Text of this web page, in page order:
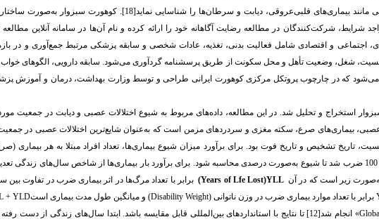
شرکت‌کنندگان در مطالعه رضایت آگاهانه خود را ارائه کرده و نام آن‌ها در سامانه آنلاین
اجتماعی و اقتصادی شامل فعالیت بدنی، تغذیه، عادات شخصی و سابقه پزشکی مرتبط جمع‌آوری و در
شغل، وضعیت تأهل و محل سکونت از طریق پرسشنامه گردآوری می‌شود. سابقه دارویی، الگوهای خواب و
که در چارچوب پروتکل مرکزی کوهورت ایرانی طراحی و توسط وزارت بهداشت، درمان و آموزش
استخراج و تحلیل شد
در این مطالعه، داده‌های مربوط به شیوع اختلالات عصبی و دیابت در جمعیت
عصبی، بیماری‌های صرع، سکته مغزی و سردردهای مزمن است که به‌عنوان شایع‌ترین اختلالات عصبی در
تاریخ تشخیص و تاریخ فوت بود. برای برآورد میزان شیوع بیماری‌ها، تعداد افراد مبتلا به هر بیماری
برای برآورد بار بیماری‌ها از شاخص سال‌های زندگی
زیر است که در آن Years of Lfe Lost)YLL
( برابر با تعداد مرگ‌ها در اثر بیماری ضرب در تفاوت
برابر با تعداد موارد بیماری ضرب در وزن ناتوانی (Disability Weight) و میانگین طول مدت بیماری است+ YLD
انجام شد[12] تا نتایج با استانداردهای بین‌المللی قابل مقایسه باشد. ابتدا سال‌های زندگی از دست